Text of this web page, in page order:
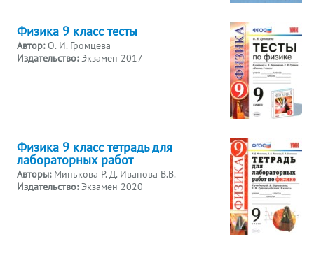
Физика 9 класс тесты
Автор:О. И. Громцева
Издательство:Экзамен 2017
Физика 9 класс тетрадь для
лабораторных работ
Авторы: Минькова Р. Д. Иванова В.В.
Издательство:Экзамен 2020